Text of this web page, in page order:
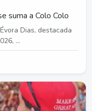
suma a Colo Colo
Dias, destacada
...